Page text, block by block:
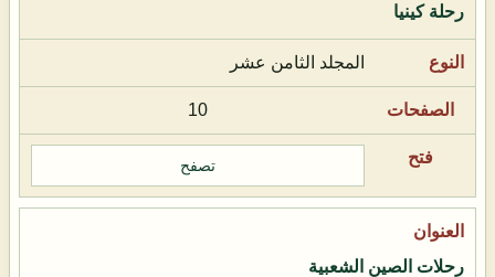
رحلة كينيا
المجلد الثامن عشر
10
تصفح
رحلات الصين الشعبية